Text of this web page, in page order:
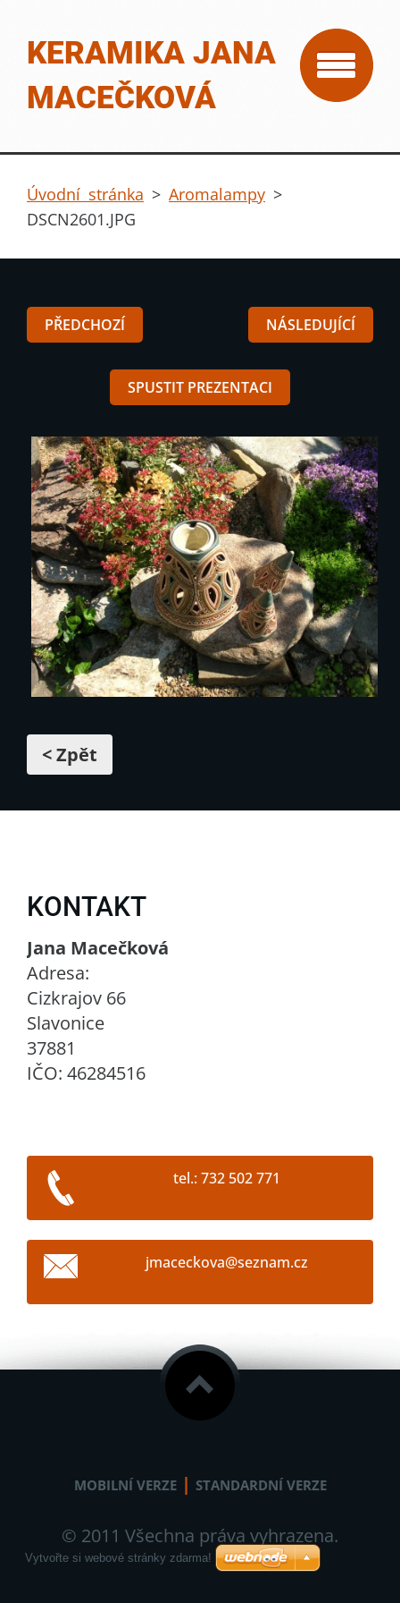
KERAMIKA JANA
MACEČKOVÁ
Úvodní stránka > Aromalampy >
DSCN2601.JPG
PŘEDCHOZÍ NÁSLEDUJÍCÍ
SPUSTIT PREZENTACI
< Zpět
KONTAKT
Jana Macečková
Adresa:
Cizkrajov 66
Slavonice
37881
IČO: 46284516
tel.: 732 502 771
jmaceckova@seznam.cz
MOBILNÍ VERZE | STANDARDNÍ VERZE
© 2011 Všechna práva vyhrazena.
Vytvořte si webové stránky zdarma!